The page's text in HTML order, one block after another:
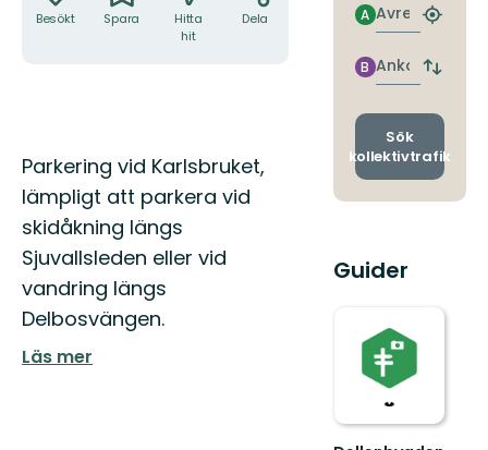
Besökt Spara
Hitta
hit
Dela
Beskrivning
Parkering vid Karlsbruket,
lämpligt att parkera vid
skidåkning längs
Sjuvallsleden eller vid
vandring längs
Delbosvängen.
Läs mer
Avresa
A
Hitta
Ankomst
B
Byt
och
Sök
kollektivtrafik
Guider